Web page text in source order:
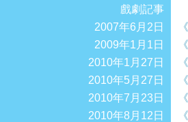
戲劇記事
2007年6月2日
2009年1月1日
2010年1月27日
2010年5月27日
2010年7月23日
2010年8月12日